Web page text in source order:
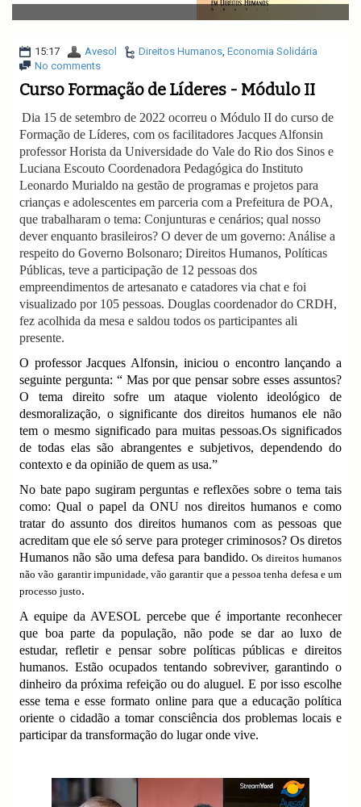
v
i
a
i
o
15:17 Avesol Direitos Humanos Economia Solidária
No comments
Curso Formação de Líderes - Módulo II
Dia 15 de setembro de 2022 ocorreu o Módulo II do curso de
Formação de Líderes, com os facilitadores Jacques Alfonsin
professor Horista da Universidade do Vale do Rio dos Sinos e
Luciana Escouto Coordenadora Pedagógica do Instituto
Leonardo Murialdo na gestão de programas e projetos para
crianças e adolescentes em parceria com a Prefeitura de POA,
que trabalharam o tema: Conjunturas e cenários; qual nosso
dever enquanto brasileiros? O dever de um governo: Análise a
respeito do Governo Bolsonaro; Direitos Humanos, Políticas
Públicas, teve a participação de 12 pessoas dos
empreendimentos de artesanato e catadores via chat e foi
visualizado por 105 pessoas. Douglas coordenador do CRDH,
fez acolhida da mesa e saldou todos os participantes ali
presente.
O professor Jacques Alfonsin, iniciou o encontro lançando a
seguinte pergunta: “ Mas por que pensar sobre esses assuntos?
O tema direito sofre um ataque violento ideológico de
desmoralização, o significante dos direitos humanos ele não
tem o mesmo significado para muitas pessoas.Os significados
de todas elas são abrangentes e subjetivos, dependendo do
contexto e da opinião de quem as usa.”
No bate papo sugiram perguntas e reflexões sobre o tema tais
como: Qual o papel da ONU nos direitos humanos e como
tratar do assunto dos direitos humanos com as pessoas que
acreditam que ele só serve para proteger criminosos? Os diretos
Humanos não são uma defesa para bandido. Os direitos humanos
não vão garantir impunidade, vão garantir que a pessoa tenha defesa e um
processo justo.
A equipe da AVESOL percebe que é importante reconhecer
que boa parte da população, não pode se dar ao luxo de
estudar, refletir e pensar sobre políticas públicas e direitos
humanos. Estão ocupados tentando sobreviver, garantindo o
dinheiro da próxima refeição ou do aluguel. E por isso escolhe
esse tema e esse formato online para que a educação política
oriente o cidadão a tomar consciência dos problemas locais e
participar da transformação do lugar onde vive.